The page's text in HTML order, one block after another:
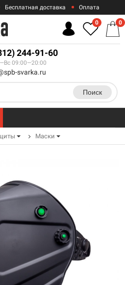
Бесплатная доставка Оплата
244-91-60
09:00—20:00
svarka.ru
Поиск
0 0
Маски